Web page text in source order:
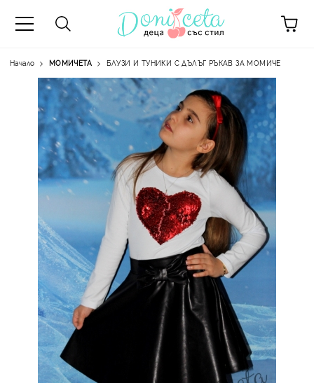
-50%
Начало МОМИЧЕТА БЛУЗИ И ТУНИКИ С ДЪЛЪГ РЪКАВ ЗА МОМИЧЕ